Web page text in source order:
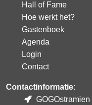
Hall of Fame
Hoe werkt het?
Gastenboek
Agenda
Login
Contact
Contactinformatie:
GOGOstramien